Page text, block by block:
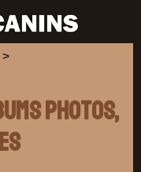
>
photos,